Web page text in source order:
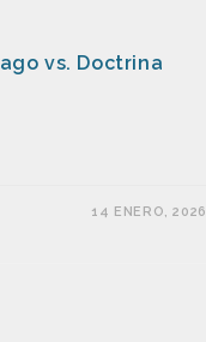
vs. Doctrina
14 ENERO, 2026